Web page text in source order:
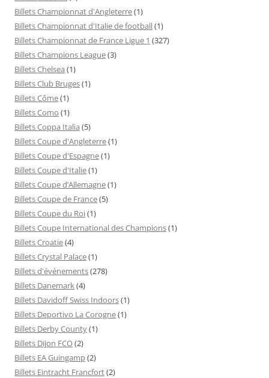
Billets Championnat d'Angleterre(1)
Billets Championnat d'Italie de football(1)
Billets Championnat de France Ligue 1 (327)
Billets Champions League(3)
Billets Chelsea (1)
Billets Club Bruges(1)
Billets Côme(1)
Billets Como (1)
Billets Coppa Italia (5)
Billets Coupe d'Angleterre(1)
Billets Coupe d'Espagne(1)
Billets Coupe d'Italie(1)
Billets Coupe d’Allemagne(1)
Billets Coupe de France(5)
Billets Coupe du Roi(1)
Billets Coupe International des Champions(1)
Billets Croatie(4)
Billets Crystal Palace(1)
Billets d'événements(278)
Billets Danemark(4)
Billets Davidoff Swiss Indoors(1)
Billets Deportivo La Corogne(1)
Billets Derby County(1)
Billets Dijon FCO(2)
Billets EA Guingamp(2)
Billets Eintracht Francfort(2)